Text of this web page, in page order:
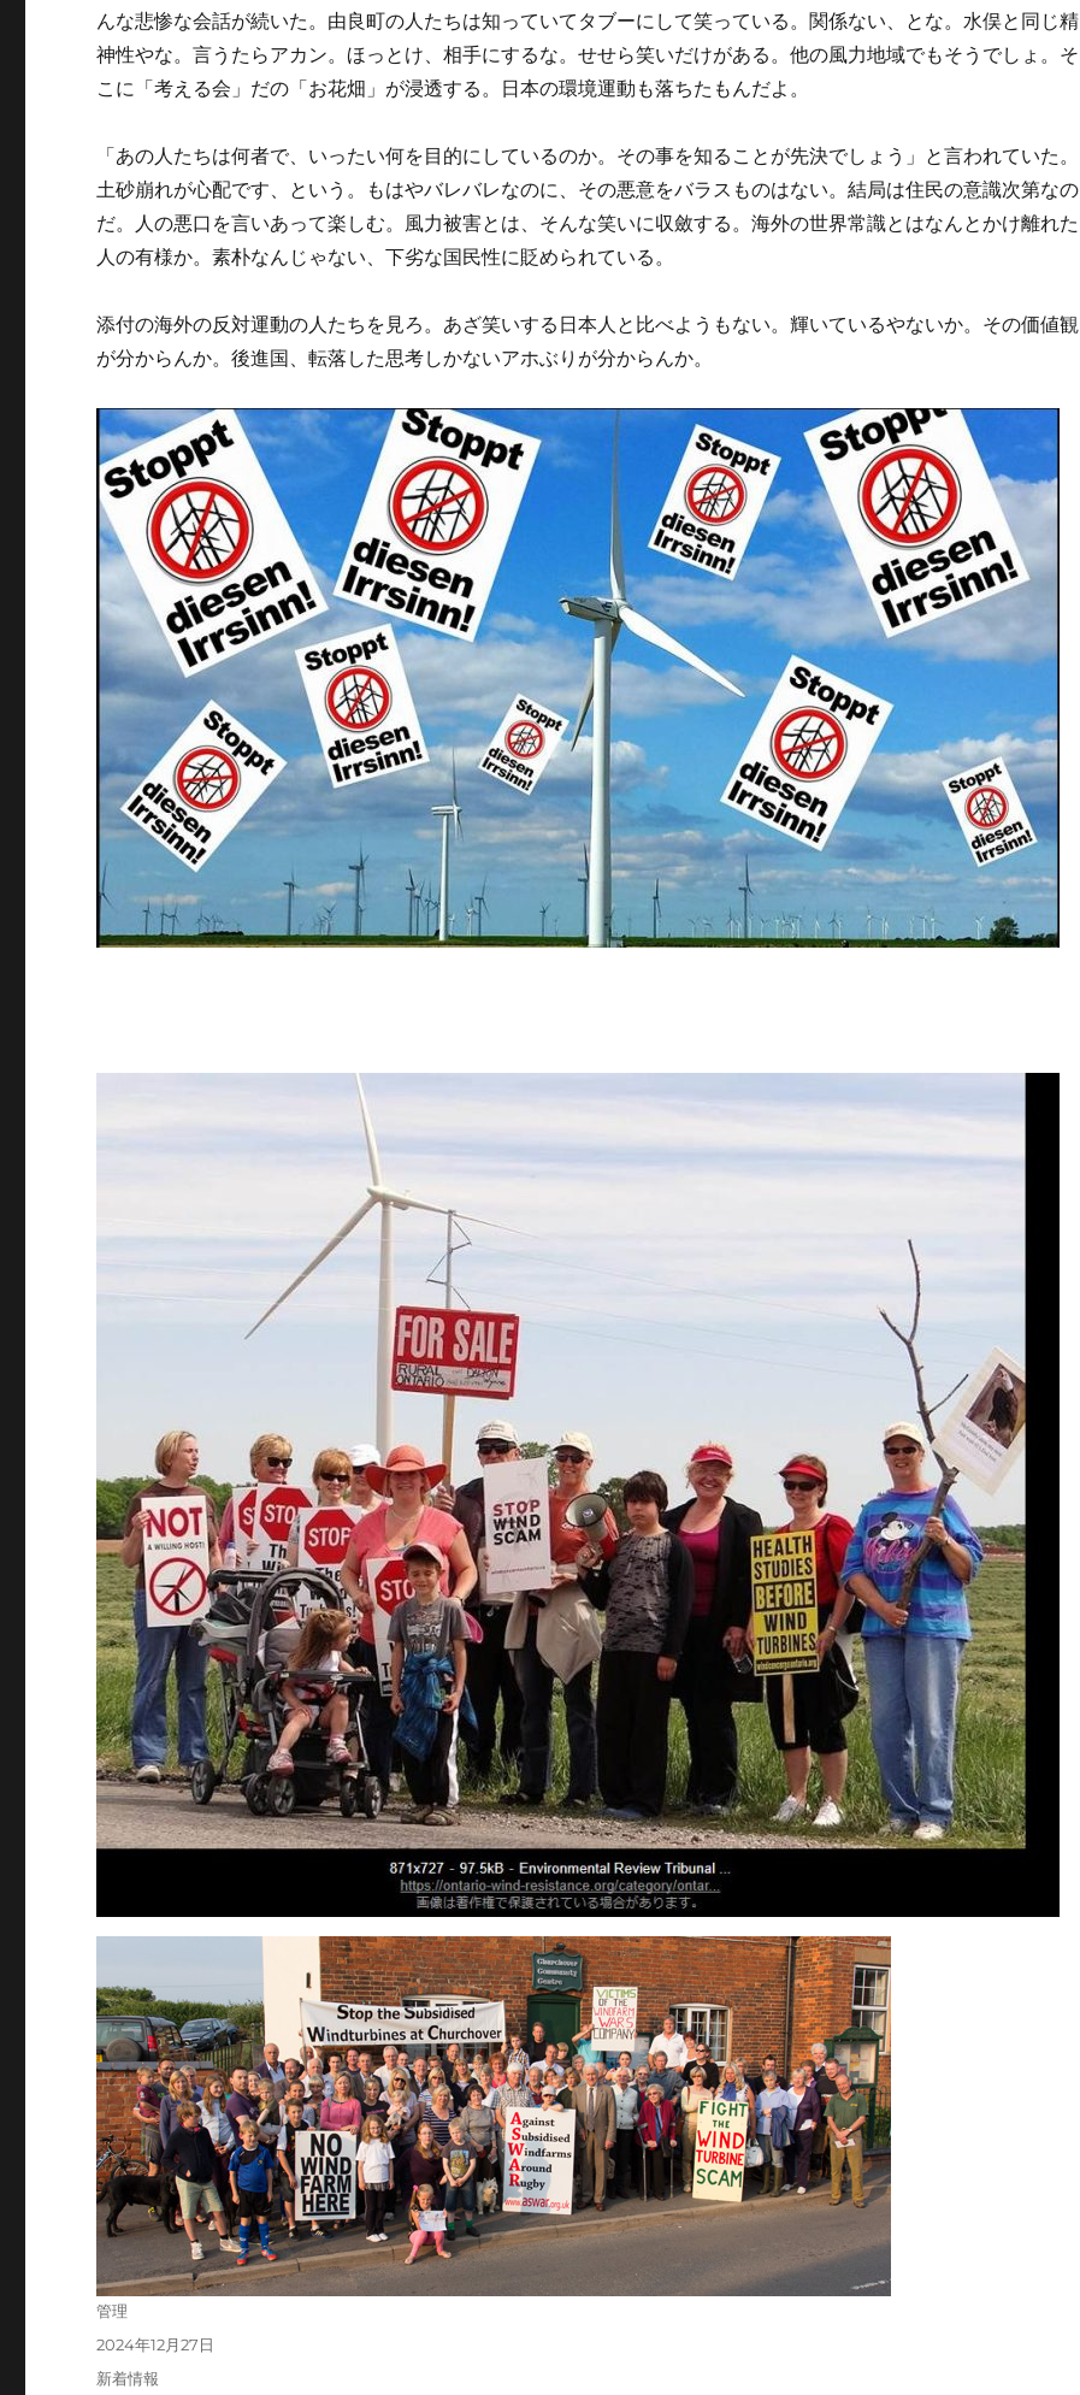
んな悲惨な会話が続いた。由良町の人たちは知っていてタブーにして笑っている。関係ない、とな。水俣と同じ精
神性やな。言うたらアカン。ほっとけ、相手にするな。せせら笑いだけがある。他の風力地域でもそうでしょ。そ
こに「考える会」だの「お花畑」が浸透する。日本の環境運動も落ちたもんだよ。
「あの人たちは何者で、いったい何を目的にしているのか。その事を知ることが先決でしょう」と言われていた。
土砂崩れが心配です、という。もはやバレバレなのに、その悪意をバラスものはない。結局は住民の意識次第なの
だ。人の悪口を言いあって楽しむ。風力被害とは、そんな笑いに収斂する。海外の世界常識とはなんとかけ離れた
人の有様か。素朴なんじゃない、下劣な国民性に貶められている。
添付の海外の反対運動の人たちを見ろ。あざ笑いする日本人と比べようもない。輝いているやないか。その価値観
が分からんか。後進国、転落した思考しかないアホぶりが分からんか。
投
管理
投
稿
2024年12月27日
カ
新着情報